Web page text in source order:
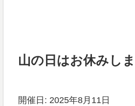
山の日はお休みし
開催日: 2025年8月11日